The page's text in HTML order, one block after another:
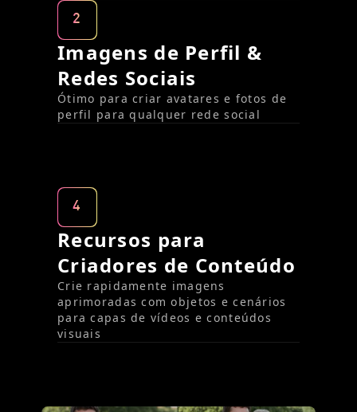
2
Imagens de Perfil &
Redes Sociais
Ótimo para criar avatares e fotos de
perfil para qualquer rede social
4
Recursos para
Criadores de Conteúdo
Crie rapidamente imagens
aprimoradas com objetos e cenários
para capas de vídeos e conteúdos
visuais